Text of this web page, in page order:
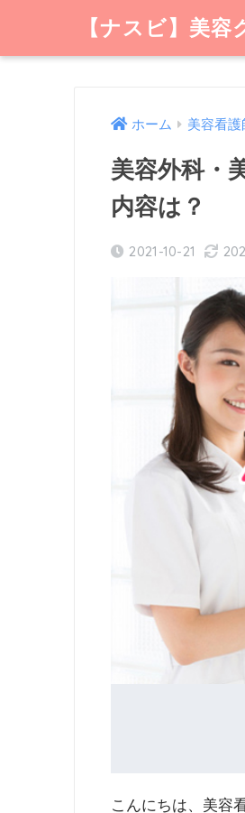
【ナスビ】美
ホーム 美容看
美容外科・
内容は？
2021-10-21
こんにちは、美容